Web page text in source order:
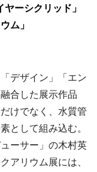
ーシクリッド」
ム」
デザイン」「エン
合した展示作品
けでなく、水質管
として組み込む。
ーサー」の木村英
アリウム展には、